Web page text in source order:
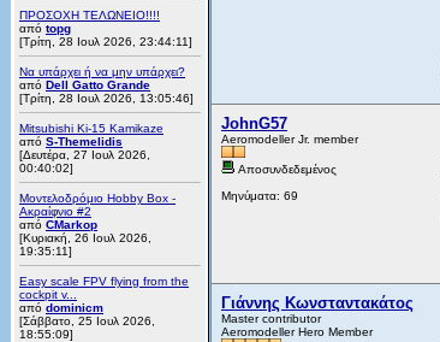
ΠΡΟΣΟΧΗ ΤΕΛΩΝΕΙΟ!!!!
από topg
[Τρίτη, 28 Ιουλ 2026, 23:44:11]
Να υπάρχει ή να μην υπάρχει?
από Dell Gatto Grande
[Τρίτη, 28 Ιουλ 2026, 13:05:46]
Mitsubishi Ki-15 Kamikaze
από S-Themelidis
[Δευτέρα, 27 Ιουλ 2026,
00:40:02]
Μοντελοδρόμιο Hobby Box -
Ακραίφνιο #2
από CMarkop
[Κυριακή, 26 Ιουλ 2026,
19:35:11]
Easy scale FPV flying from the
cockpit v...
από dominicm
[Σάββατο, 25 Ιουλ 2026,
18:55:09]
JohnG57
Aeromodeller Jr. member
Αποσυνδεδεμένος
Μηνύματα: 69
Γιάννης Κωνσταντακάτος
Master contributor
Aeromodeller Hero Member